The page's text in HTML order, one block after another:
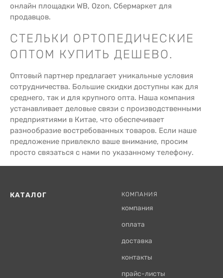
онлайн площадки WB, Ozon, Сбермаркет для
продавцов.
СТЕЛЬКИ ОРТОПЕДИЧЕСКИЕ
ОПТОМ КУПИТЬ ДЕШЕВО.
Оптовый партнер предлагает уникальные условия
сотрудничества. Большие скидки доступны как для
среднего, так и для крупного опта. Наша компания
устанавливает деловые связи с производственными
предприятиями в Китае, что обеспечивает
разнообразие востребованных товаров. Если наше
предложение привлекло ваше внимание, просим
просто связаться с нами по указанному телефону.
КАТАЛОГ КОМПАНИЯ
компания
оплата
доставка
контакты
прайс-листы